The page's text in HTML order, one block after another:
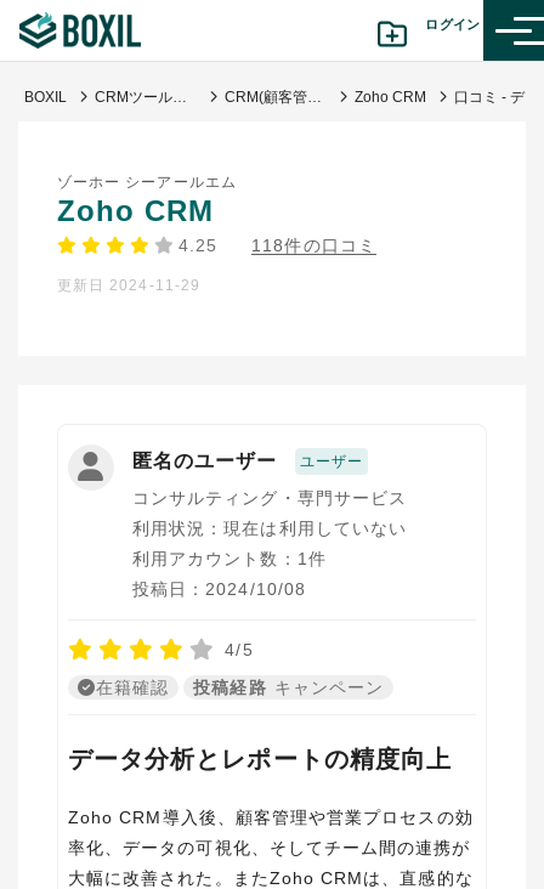
ログイン
診断から探す(β版)
BOXIL CRMツール比較おすすめ17選｜人気サービス・迷わない選び方 CRM(顧客管理システム) Zoho CRM
ゾーホー シーアールエム
Zoho CRM
4.25 118件の口コミ
更新日 2024-11-29
匿名のユーザー ユーザー
コンサルティング・専門サービス
利用状況：現在は利用していない
利用アカウント数：1件
投稿日：2024/10/08
4/5
在籍確認
投稿経路 キャンペーン
データ分析とレポートの精度向上
Zoho CRM導入後、顧客管理や営業プロセスの効
率化、データの可視化、そしてチーム間の連携が
大幅に改善された。またZoho CRMは、直感的な